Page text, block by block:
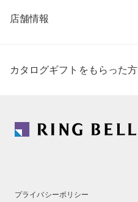
店舗情報
カタログギフトをもらった方
プライバシーポリシー